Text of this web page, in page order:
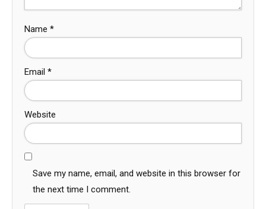
Name *
Email *
Website
Save my name, email, and website in this browser for
the next time I comment.